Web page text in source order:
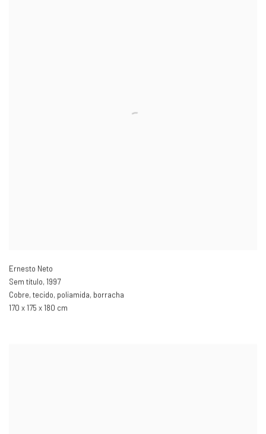
Ernesto Neto
Sem título, 1997
Cobre, tecido, poliamida, borracha
170 x 175 x 180 cm